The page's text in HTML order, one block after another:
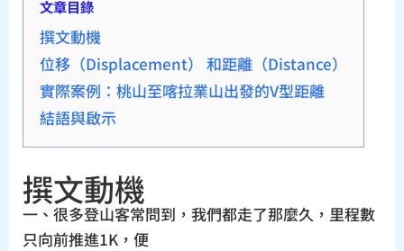
文章目錄
撰文動機
位移（Displacement） 和距離（Distance）
實際案例：桃山至喀拉業山出發的V型距離
結語與啟示
撰文動機
一、很多登山客常問到，我們都走了那麼久，里程數
只向前推進1K，便